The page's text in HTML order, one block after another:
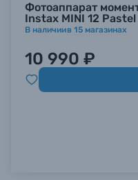
Фотоаппарат
Instax MINI 12
В наличиив 15 магазинах
10 990 ₽